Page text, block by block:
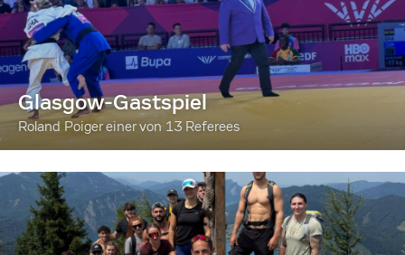
Glasgow-Gastspiel
Roland Poiger einer von 13 Referees